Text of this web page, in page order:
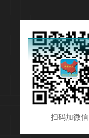
扫码加微信